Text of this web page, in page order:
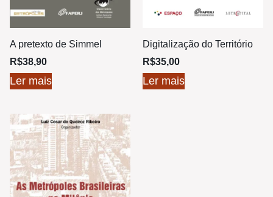
A pretexto de Simmel
R$38,90
Ler mais
Digitalização do Território
R$35,00
Ler mais